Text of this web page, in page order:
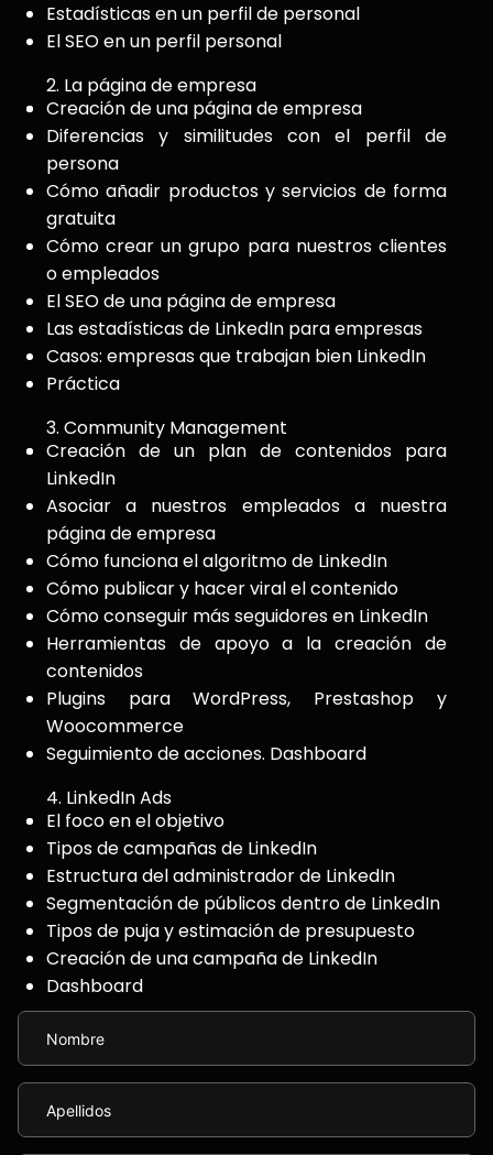
Estadísticas en un perfil de personal
El SEO en un perfil personal
2. La página de empresa
Creación de una página de empresa
Diferencias y similitudes con el perfil de
persona
Cómo añadir productos y servicios de forma
gratuita
Cómo crear un grupo para nuestros clientes
o empleados
El SEO de una página de empresa
Las estadísticas de LinkedIn para empresas
Casos: empresas que trabajan bien LinkedIn
Práctica
3. Community Management
Creación de un plan de contenidos para
LinkedIn
Asociar a nuestros empleados a nuestra
página de empresa
Cómo funciona el algoritmo de LinkedIn
Cómo publicar y hacer viral el contenido
Cómo conseguir más seguidores en LinkedIn
Herramientas de apoyo a la creación de
contenidos
Plugins para WordPress, Prestashop y
Woocommerce
Seguimiento de acciones. Dashboard
4. LinkedIn Ads
El foco en el objetivo
Tipos de campañas de LinkedIn
Estructura del administrador de LinkedIn
Segmentación de públicos dentro de LinkedIn
Tipos de puja y estimación de presupuesto
Creación de una campaña de LinkedIn
Dashboard